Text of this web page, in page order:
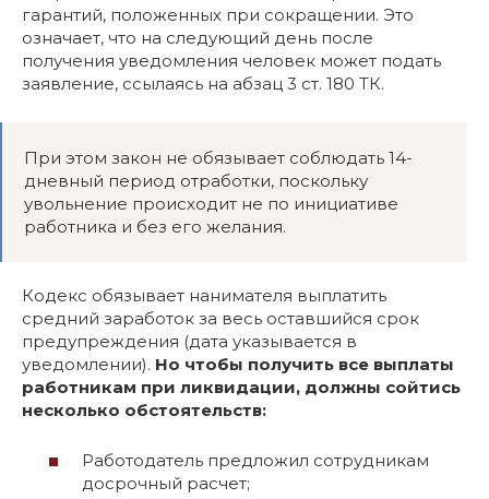
гарантий, положенных при сокращении. Это
означает, что на следующий день после
получения уведомления человек может подать
заявление, ссылаясь на абзац 3 ст. 180 ТК.
При этом закон не обязывает соблюдать 14-
дневный период отработки, поскольку
увольнение происходит не по инициативе
работника и без его желания.
Кодекс обязывает нанимателя выплатить
средний заработок за весь оставшийся срок
предупреждения (дата указывается в
уведомлении). Но чтобы получить все выплаты
работникам при ликвидации, должны сойтись
несколько обстоятельств:
Работодатель предложил сотрудникам
досрочный расчет;